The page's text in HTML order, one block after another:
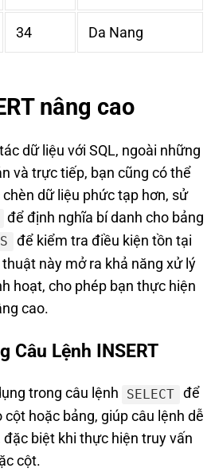
34 Da Nang
nâng cao
dữ liệu với SQL, ngoài những
và trực tiếp, bạn cũng có thể
dữ liệu phức tạp hơn, sử
để định nghĩa bí danh cho bảng
để kiểm tra điều kiện tồn tại
này mở ra khả năng xử lý
hoạt, cho phép bạn thực hiện
cao.
Câu Lệnh INSERT
trong câu lệnh SELECT để
hoặc bảng, giúp câu lệnh dễ
biệt khi thực hiện truy vấn
cột.